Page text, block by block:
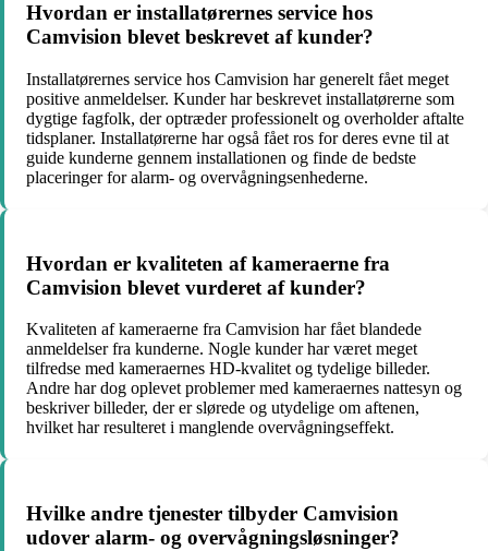
Hvordan er installatørernes service hos
Camvision blevet beskrevet af kunder?
Installatørernes service hos Camvision har generelt fået meget
positive anmeldelser. Kunder har beskrevet installatørerne som
dygtige fagfolk, der optræder professionelt og overholder aftalte
tidsplaner. Installatørerne har også fået ros for deres evne til at
guide kunderne gennem installationen og finde de bedste
placeringer for alarm- og overvågningsenhederne.
Hvordan er kvaliteten af kameraerne fra
Camvision blevet vurderet af kunder?
Kvaliteten af kameraerne fra Camvision har fået blandede
anmeldelser fra kunderne. Nogle kunder har været meget
tilfredse med kameraernes HD-kvalitet og tydelige billeder.
Andre har dog oplevet problemer med kameraernes nattesyn og
beskriver billeder, der er slørede og utydelige om aftenen,
hvilket har resulteret i manglende overvågningseffekt.
Hvilke andre tjenester tilbyder Camvision
udover alarm- og overvågningsløsninger?